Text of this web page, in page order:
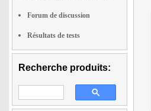
Forum de discussion
Résultats de tests
Recherche produits: